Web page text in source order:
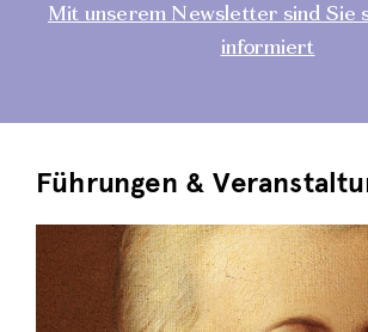
Mit unserem Newsletter sind Sie
informiert
Führungen &